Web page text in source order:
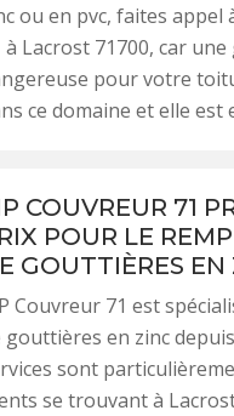
ou en pvc, faites appel
à Lacrost 71700, car
pour votre
ce domaine et elle
COUVREUR 71
POUR LE
GOUTTIÈRES EN
Couvreur 71 est
gouttières en zinc
sont
se trouvant à